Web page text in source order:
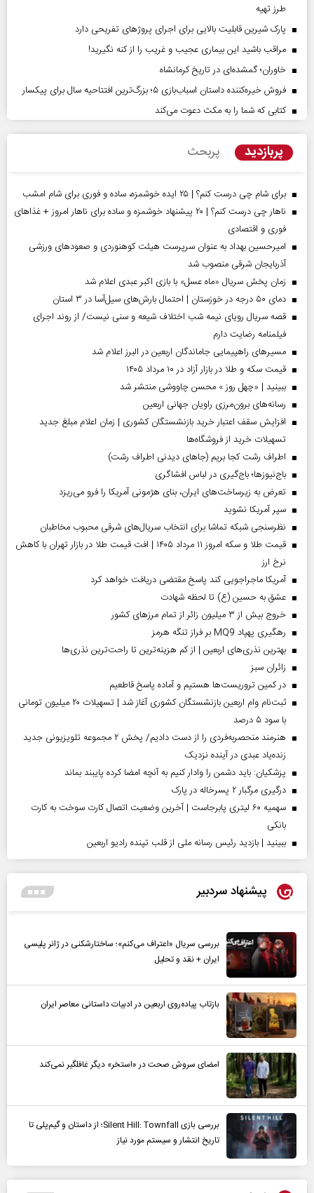
طرز تهیه
پارک شیرین قابلیت‌ بالایی برای اجرای پروژهای تفریحی دارد
مراقب باشید این بیماری عجیب و غریب را از کنه نگیرید!
خاوران؛ گمشده‌ای در تاریخ کرمانشاه
فروش خیره‌کننده داستان اسباب‌بازی ۵؛ بزرگ‌ترین افتتاحیه سال برای پیکسار
کتابی که شما را به مکث دعوت می‌کند
پربازدید پربحث
برای شام چی درست کنم؟ | ۲۵ ایده خوشمزه، ساده و فوری برای شام امشب
ناهار چی درست کنم؟ | ۲۰ پیشنهاد خوشمزه و ساده برای ناهار امروز + غذاهای
فوری و اقتصادی
امیرحسین بهداد به عنوان سرپرست هیئت کوهنوردی و صعودهای ورزشی
آذربایجان شرقی منصوب شد
زمان پخش سریال «ماه عسل» با بازی اکبر عبدی اعلام شد
دمای ۵۰ درجه در خوزستان | احتمال بارش‌های سیل‌آسا در ۳ استان
قصه سریال رویای نیمه شب اختلاف شیعه و سنی نیست/ از روند اجرای
فیلمنامه رضایت دارم
مسیر‌های راهپیمایی جاماندگان اربعین در البرز اعلام شد
قیمت سکه و طلا در بازار آزاد در ۱۰ مرداد ۱۴۰۵
ببینید | «چهل روز » محسن چاووشی منتشر شد
رسانه‌های برون‌مرزی راویان جهانی اربعین
افزایش سقف اعتبار خرید بازنشستگان کشوری | زمان اعلام مبلغ جدید
تسهیلات خرید از فروشگاه‌ها
اطراف رشت کجا بریم (جاهای دیدنی اطراف رشت)
باج‌نیوزها؛ باج‌گیری در لباس افشاگری
تعرض به زیرساخت‌های ایران، بنای هژمونی آمریکا را فرو می‌ریزد
سپر آمریکا نشوید
نظرسنجی شبکه تماشا برای انتخاب سریال‌های شرقی محبوب مخاطبان
قیمت طلا و سکه امروز ۱۱ مرداد ۱۴۰۵ | افت قیمت طلا در بازار تهران با کاهش
نرخ ارز
آمریکا ماجراجویی کند پاسخ مقتضی دریافت خواهد کرد
عشق به حسین (ع) تا لحظه شهادت
خروج بیش از ۳ میلیون زائر از تمام مرز‌های کشور
رهگیری پهپاد MQ9 بر فراز تنگه هرمز
بهترین نذری‌های اربعین | از کم هزینه‌ترین تا راحت‌ترین نذری‌ها
‌زائران سبز
در کمین تروریست‌ها هستیم و آماده پاسخ قاطعیم
ثبت‌نام وام اربعین بازنشستگان کشوری آغاز شد | تسهیلات ۲۰ میلیون تومانی
با سود ۵ درصد
هنرمند منحصر‌به‌فردی را از دست دادیم/ پخش ۲ مجموعه تلویزیونی جدید
زنده‌یاد عبدی در آینده نزدیک
پزشکیان: باید دشمن را وادار کنیم به آنچه امضا کرده پایبند بماند
درگیری مرگبار ۲ پسرخاله در پارک
سهمیه ۶۰ لیتری پابرجاست | آخرین وضعیت اتصال کارت سوخت به کارت
بانکی
ببینید | بازدید رئیس رسانه ملی از قلب تپنده رادیو اربعین
پیشنهاد سردبیر
بررسی سریال «اعتراف می‌کنم»؛ ساختارشکنی در ژانر پلیسی
ایران + نقد و تحلیل
بازتاب پیاده‌روی اربعین در ادبیات داستانی معاصر ایران
امضای سروش صحت در «استخر» دیگر غافلگیر نمی‌کند
بررسی بازی Silent Hill: Townfall؛ از داستان و گیم‌پلی تا
تاریخ انتشار و سیستم مورد نیاز